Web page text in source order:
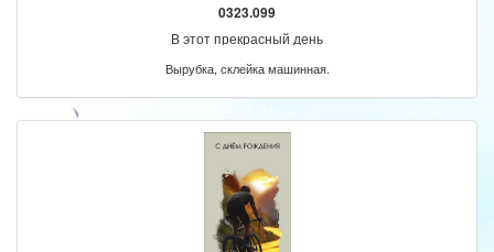
0323.099
В этот прекрасный день
Вырубка, склейка машинная.